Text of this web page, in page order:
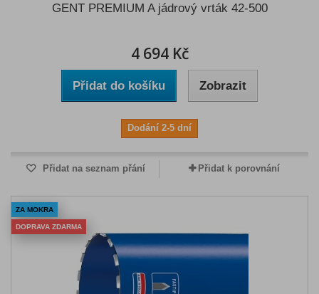
GENT PREMIUM A jádrový vrták 42-500
4 694 Kč
Přidat do košíku Zobrazit
Dodání 2-5 dní
Přidat na seznam přání Přidat k porovnání
ZA MOKRA
DOPRAVA ZDARMA